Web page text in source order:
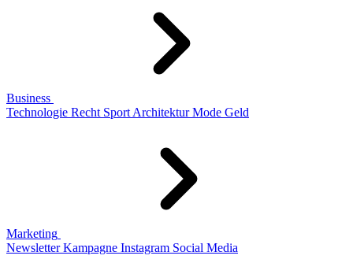
Business
Technologie Recht Sport Architektur Mode Geld
Marketing
Newsletter Kampagne Instagram Social Media